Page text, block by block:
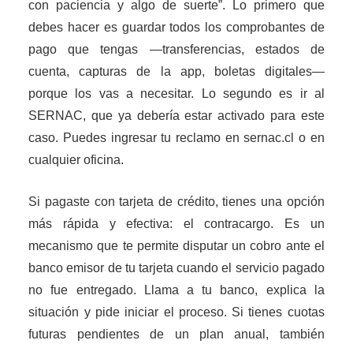
con paciencia y algo de suerte”. Lo primero que
debes hacer es guardar todos los comprobantes de
pago que tengas —transferencias, estados de
cuenta, capturas de la app, boletas digitales—
porque los vas a necesitar. Lo segundo es ir al
SERNAC, que ya debería estar activado para este
caso. Puedes ingresar tu reclamo en sernac.cl o en
cualquier oficina.
Si pagaste con tarjeta de crédito, tienes una opción
más rápida y efectiva: el contracargo. Es un
mecanismo que te permite disputar un cobro ante el
banco emisor de tu tarjeta cuando el servicio pagado
no fue entregado. Llama a tu banco, explica la
situación y pide iniciar el proceso. Si tienes cuotas
futuras pendientes de un plan anual, también